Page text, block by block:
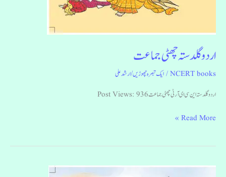
اردو گلدستہ چھٹی جماعت
NCERT books
/ایک تبصرہ چھوڑیں/ارشد علی
اردو گلدستہ این سی ای آر ٹی چھٹی جماعت Post Views: 936
Read More »